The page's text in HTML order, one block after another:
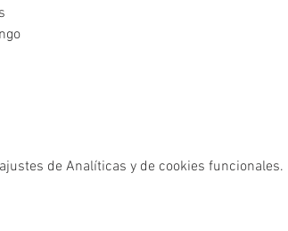
de Analíticas y de cookies funcionales.